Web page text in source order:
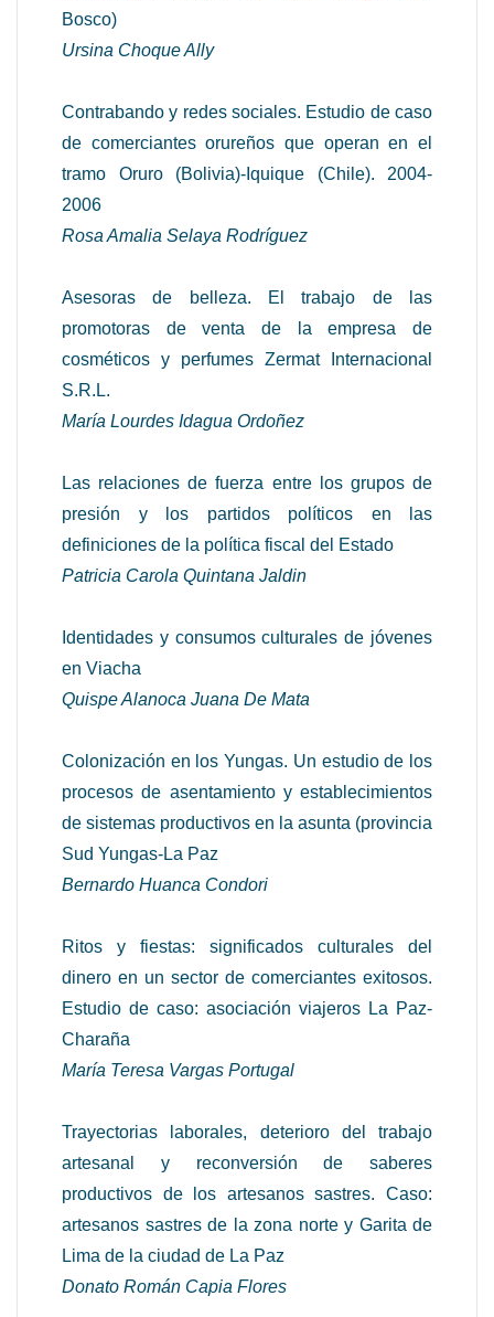
Bosco)
Ursina Choque Ally
Contrabando y redes sociales. Estudio de caso
de comerciantes orureños que operan en el
tramo Oruro (Bolivia)-Iquique (Chile). 2004-
2006
Rosa Amalia Selaya Rodríguez
Asesoras de belleza. El trabajo de las
promotoras de venta de la empresa de
cosméticos y perfumes Zermat Internacional
S.R.L.
María Lourdes Idagua Ordoñez
Las relaciones de fuerza entre los grupos de
presión y los partidos políticos en las
definiciones de la política fiscal del Estado
Patricia Carola Quintana Jaldin
Identidades y consumos culturales de jóvenes
en Viacha
Quispe Alanoca Juana De Mata
Colonización en los Yungas. Un estudio de los
procesos de asentamiento y establecimientos
de sistemas productivos en la asunta (provincia
Sud Yungas-La Paz
Bernardo Huanca Condori
Ritos y fiestas: significados culturales del
dinero en un sector de comerciantes exitosos.
Estudio de caso: asociación viajeros La Paz-
Charaña
María Teresa Vargas Portugal
Trayectorias laborales, deterioro del trabajo
artesanal y reconversión de saberes
productivos de los artesanos sastres. Caso:
artesanos sastres de la zona norte y Garita de
Lima de la ciudad de La Paz
Donato Román Capia Flores